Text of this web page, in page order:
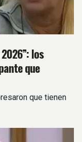
los
que
que tienen